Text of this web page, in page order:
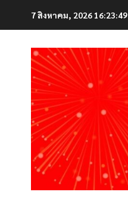
7 สิงหาคม, 2026 16:23:51